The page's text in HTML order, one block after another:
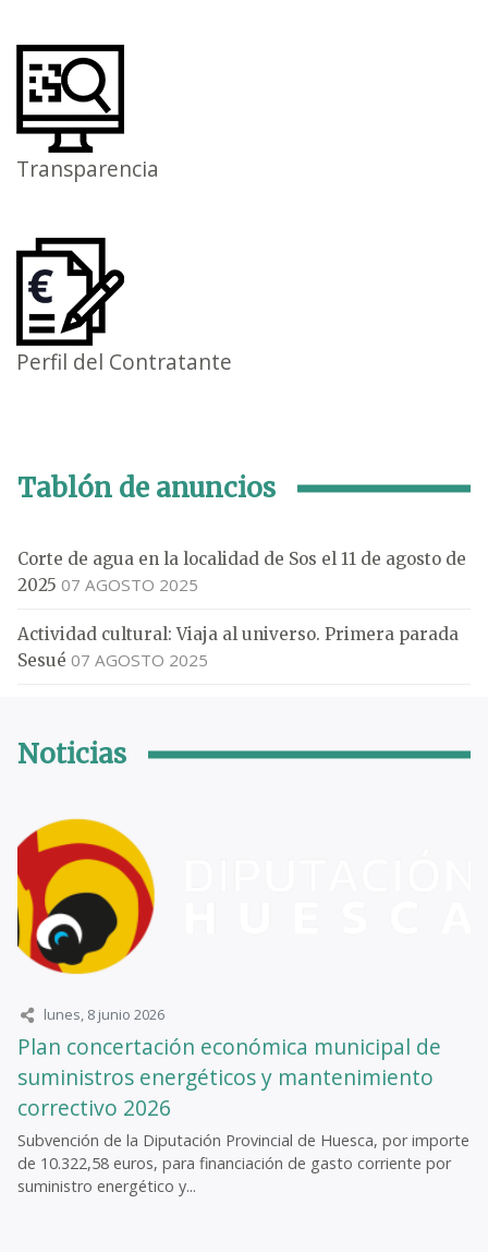
Transparencia
Perfil del Contratante
Tablón de anuncios
Corte de agua en la localidad de Sos el 11 de agosto de
2025 07 AGOSTO 2025
Actividad cultural: Viaja al universo. Primera parada
Sesué 07 AGOSTO 2025
Noticias
lunes, 8 junio 2026
Plan concertación económica municipal de
suministros energéticos y mantenimiento
correctivo 2026
Subvención de la Diputación Provincial de Huesca, por importe
de 10.322,58 euros, para financiación de gasto corriente por
suministro energético y...